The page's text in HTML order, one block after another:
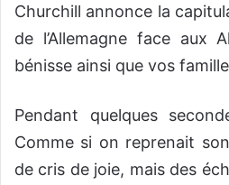
Churchill annonce la
de l’Allemagne face aux
bénisse ainsi que vos
Pendant quelques
Comme si on reprenait
de cris de joie, mais des